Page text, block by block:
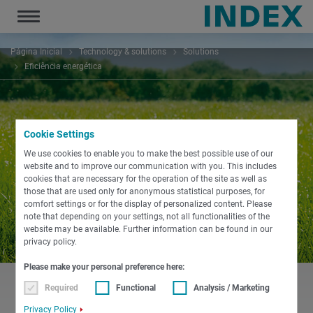
Cookie Settings
We use cookies to enable you to make the best possible use of our
website and to improve our communication with you. This includes
cookies that are necessary for the operation of the site as well as
those that are used only for anonymous statistical purposes, for
comfort settings or for the display of personalized content. Please
note that depending on your settings, not all functionalities of the
website may be available. Further information can be found in our
privacy policy.
Please make your personal preference here:
Required Functional Analysis / Marketing
Privacy Policy
Toggle
navigation
Página Inicial Technology & solutions
Solutions
Eficiência energética